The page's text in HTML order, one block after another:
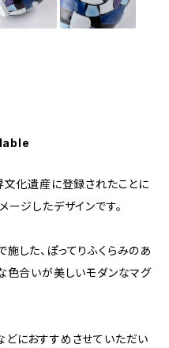
化遺産に登録されたことに
ージしたデザインです。
した、ぽってりふくらみのあ
色合いが美しいモダンなマグ
どにおすすめさせていただい